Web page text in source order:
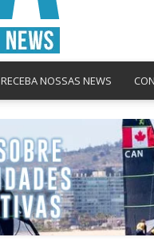
RECEBA NOSSAS NEWS